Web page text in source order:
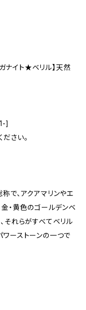
ナイト★ベリル】天然
]
さい。
で、アクアマリンやエ
金・黄色のゴールデンベ
それらがすべてベリル
ーストーンの一つで